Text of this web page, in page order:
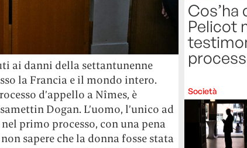
ai danni della settantunenne
la Francia e il mondo intero.
d’appello a Nîmes, è
Dogan. L’uomo, l’unico ad
primo processo, con una pena
sapere che la donna fosse stata
Pelicot
Società